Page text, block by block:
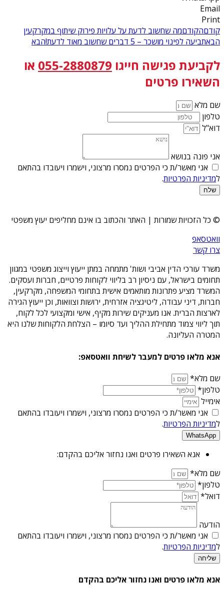
Email
Print
קודםהקודםמה שחשוב לדעת על עלויות פירוק שיתוף במקרקעין
הבאתביעה לפינוי מושכר – 5 דברים שחשוב מאוד לדעת! הבא
לקביעת פגישה חייגו 055-2880879 או
השאירו פרטים
שם מלא
טלפון
דוא"ל
אני פונה בנושא
אני מאשר/ת כי הפרטים נמסרו מרצוני, וישמרו ויעובדו בהתאם
למדיניות הפרטיות.
שלח
© כל הזכויות שמורות | האתר והכתוב בו אינם מחליפים יעוץ משפטי
וואטסאפ
צרו קשר
משרד עורכי הדין אביבי ושות' מתמחה במתן ייעוץ וייצוג משפטי במגוון
תחומים בישראל, עם ניסיון רב בליווי לקוחות פרטיים, חברות ועסקים.
המשרד מציע פתרונות מותאמים אישית בתחומי המשפחה, מקרקעין,
חברות, דיני עבודה, ליטיגציה אזרחית, ירושות וצוואות, וכן ייעוץ הגירה
לארצות הברית. אנו מעניקים שירות מקיף, אישי ומקצועי לכל לקוח,
תוך ליווי צמוד מתחילת ההליך ועד סיומו – הצלחת הלקוחות שלנו היא
המטרה העליונה.
אנא מלאו פרטים למעבר לשיחת וואטסאפ:
שם מלא*
טלפון*
אימייל
אני מאשר/ת כי הפרטים נמסרו מרצוני, וישמרו ויעובדו בהתאם
למדיניות הפרטיות.
WhatsApp
אנא השאירו פרטים ואנו נחזור אליכם בהקדם:
שם מלא*
טלפון*
דואל*
הודעה
אני מאשר/ת כי הפרטים נמסרו מרצוני, וישמרו ויעובדו בהתאם
למדיניות הפרטיות.
שליחה
אנא מלאו פרטים ואנו נחזור אליכם בהקדם